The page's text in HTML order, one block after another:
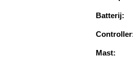
Batterij:
Mast: